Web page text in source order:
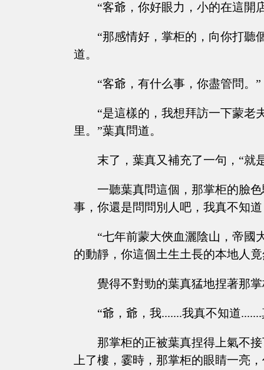
“客爺，你好眼力，小的在這開
“那感情好，掌柜的，向你打聽
道。
“客爺，有什么事，你盡管問。”
“是這樣的，我想拜訪一下蒙老
里。”葉真問道。
末了，葉真又補充了一句，“就
一聽葉真問這個，那掌柜的臉
事，你還是問問別人吧，我真不知道
“七年前蒙大俠血灑陰山，帝國
的動靜，你這個土生土長的本地人
覺得不對勁的葉真猛地捏著那
“爺，爺，我.......我真不知道
那掌柜的正被葉真捏得上氣不
上了樓，霎時，那掌柜的眼睛一亮